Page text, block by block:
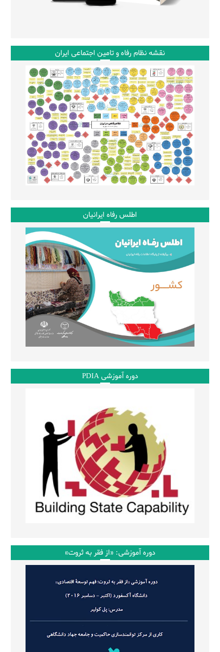
نقشه نظام رفاه و تامین اجتماعی ایران
اطلس رفاه ایرانیان
دوره آموزشی PDIA
دوره آموزشی: «از فقر به ثروت»